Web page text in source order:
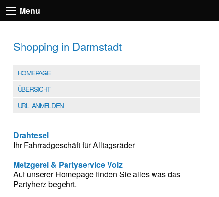
Menu
Shopping in Darmstadt
HOMEPAGE
ÜBERSICHT
URL ANMELDEN
Drahtesel
Ihr Fahrradgeschäft für Alltagsräder
Metzgerei & Partyservice Volz
Auf unserer Homepage finden Sie alles was das
Partyherz begehrt.